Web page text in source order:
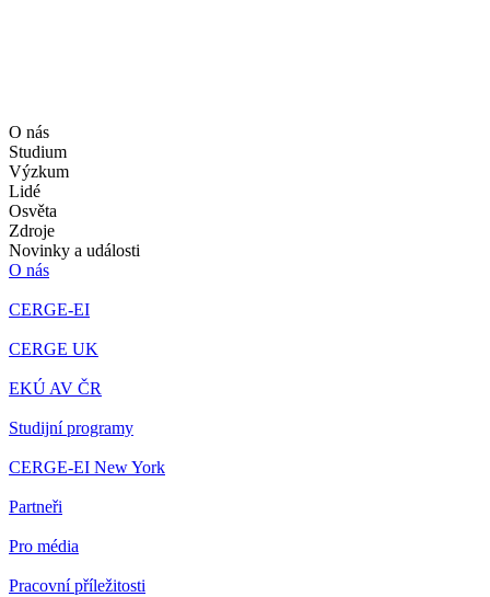
O nás
Studium
Výzkum
Lidé
Osvěta
Zdroje
Novinky a události
O nás
CERGE-EI
CERGE UK
EKÚ AV ČR
Studijní programy
CERGE-EI New York
Partneři
Pro média
Pracovní příležitosti